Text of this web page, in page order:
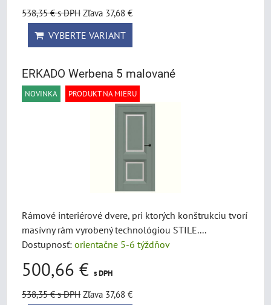
538,35 €s DPH Zľava 37,68 €
VYBERTE VARIANT
ERKADO Werbena 5 malované
NOVINKA PRODUKT NA MIERU
Rámové interiérové dvere, pri ktorých konštrukciu tvorí
masívny rám vyrobený technológiou STILE....
Dostupnosť: orientačne 5-6 týždňov
500,66 € s DPH
538,35 €s DPH Zľava 37,68 €